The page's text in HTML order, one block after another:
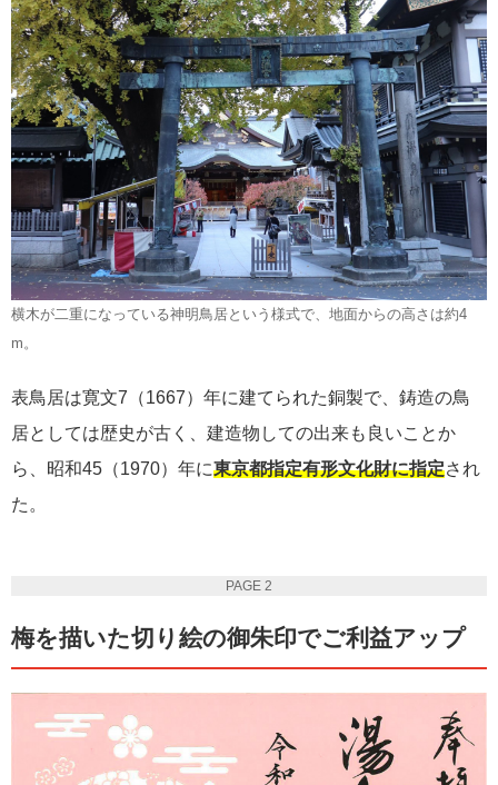
横木が二重になっている神明鳥居という様式で、地面からの高さは約4
m。
表鳥居は寛文7（1667）年に建てられた銅製で、鋳造の鳥
居としては歴史が古く、建造物しての出来も良いことか
ら、昭和45（1970）年に東京都指定有形文化財に指定され
た。
PAGE 2
梅を描いた切り絵の御朱印でご利益アップ